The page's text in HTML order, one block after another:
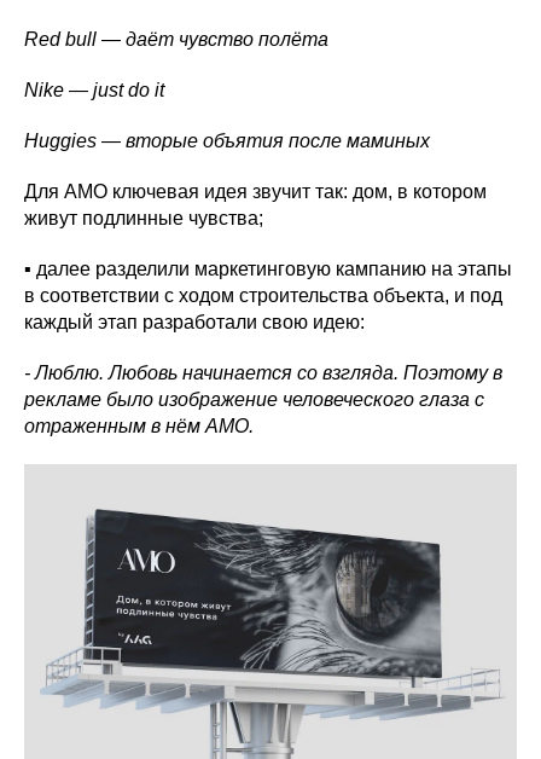
Red bull — даёт чувство полёта
Nike — just do it
Huggies — вторые объятия после маминых
Для AMO ключевая идея звучит так: дом, в котором
живут подлинные чувства;
▪ далее разделили маркетинговую кампанию на этапы
в соответствии с ходом строительства объекта, и под
каждый этап разработали свою идею:
- Люблю. Любовь начинается со взгляда. Поэтому в
рекламе было изображение человеческого глаза с
отраженным в нём AMO.